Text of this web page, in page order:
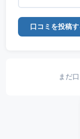
口コミを投稿す
まだ